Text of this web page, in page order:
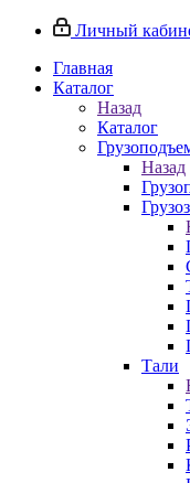
Личный
Главная
Каталог
Назад
Каталог
Назад
Тали